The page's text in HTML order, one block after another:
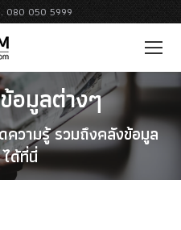
. 080 050 5999
อมูลต่างๆ
ความรู้ รวมถึงคลังข้อมูล
ด้ที่นี่